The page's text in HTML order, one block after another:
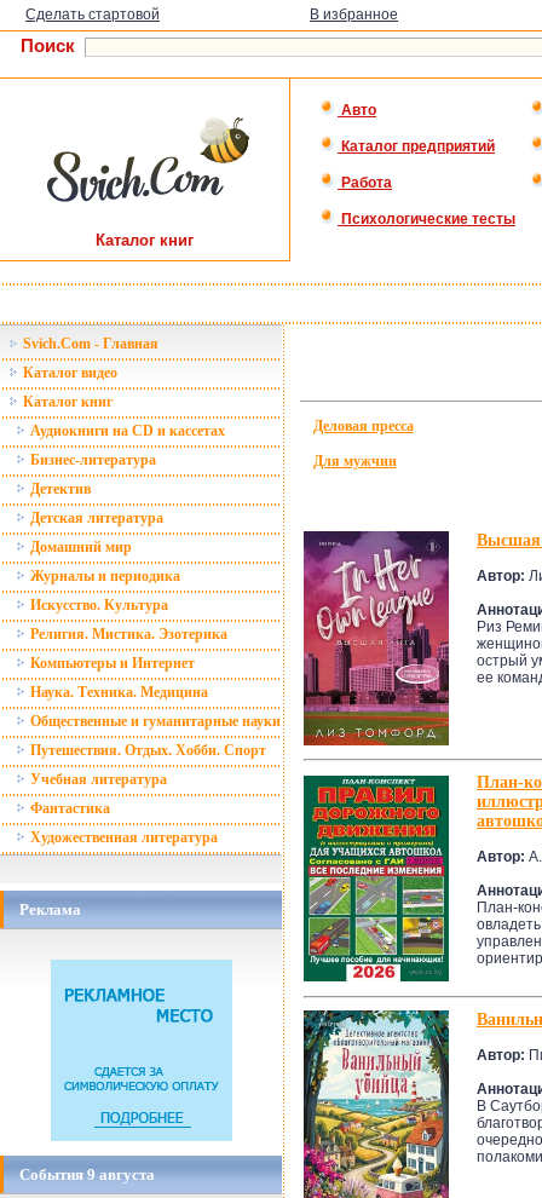
Сделать стартовой В избранное
Поиск
Каталог книг
Авто
Каталог предприятий
Работа
Психологические тесты
Svich.Com - Главная
Каталог видео
Каталог книг
Аудиокниги на CD и кассетах
Бизнес-литература
Детектив
Детская литература
Домашний мир
Журналы и периодика
Искусство. Культура
Религия. Мистика. Эзотерика
Компьютеры и Интернет
Наука. Техника. Медицина
Общественные и гуманитарные науки
Путешествия. Отдых. Хобби. Спорт
Учебная литература
Фантастика
Художественная литература
Реклама
События 9 августа
Деловая пресса
Для мужчин
Высшая
Автор:
Риз
острый
ее
План-
Автор:
План-
Автор:
В